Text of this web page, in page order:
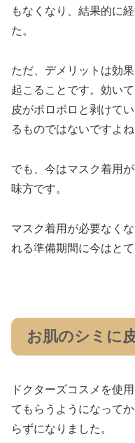
もなくなり、結果的に
た。
ただ、デメリットは効
起こることです。効い
皮がポロポロと剥けて
るものではないですよね
でも、今はマスク着用
味方です。
マスク着用が必要なく
れる準備期間に今はと
お肌のシミに
ドクターズコスメを使
てもらうようになって
らずになりました。